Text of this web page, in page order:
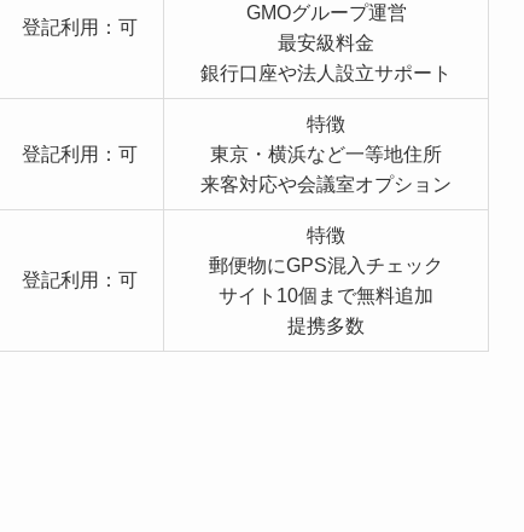
登記利用：可
GMOグループ運営
最安級料金
銀行口座や法人設立サポート
登記利用：可
特徴
東京・横浜など一等地住所
来客対応や会議室オプション
登記利用：可
特徴
郵便物にGPS混入チェック
サイト10個まで無料追加
提携多数